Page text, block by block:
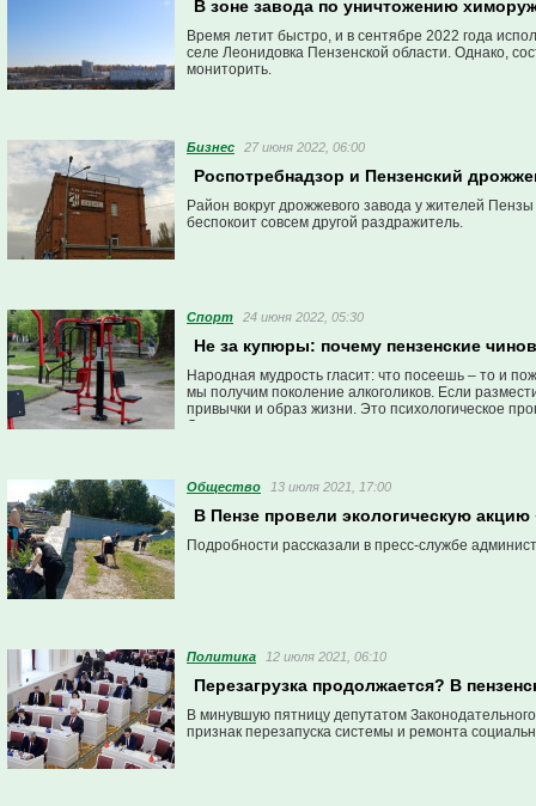
В зоне завода по уничтожению
Время летит быстро, и в сентябре 2022 года
селе Леонидовка Пензенской области. Однако,
мониторить.
Бизнес 27 июня 2022, 06:00
Роспотребнадзор и Пензенский
Район вокруг дрожжевого завода у жителей
беспокоит совсем другой раздражитель.
Спорт 24 июня 2022, 05:30
Не за купюры: почему пензенские
Народная мудрость гласит: что посеешь – то и
мы получим поколение алкоголиков. Если
привычки и образ жизни. Это психологическое
Однако, пензенские чиновники считают, что надо
Общество 13 июля 2021, 17:00
В Пензе провели экологическую
Подробности рассказали в пресс-службе
Политика 12 июля 2021, 06:10
Перезагрузка продолжается? В
В минувшую пятницу депутатом
признак перезапуска системы и ремонта